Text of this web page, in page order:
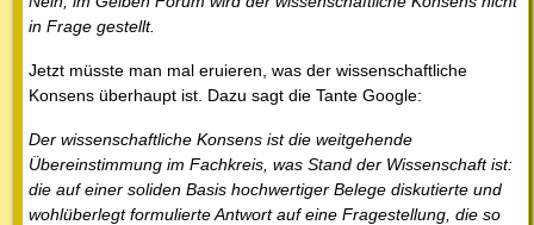
in Frage gestellt.
Jetzt müsste man mal eruieren, was der wissenschaftliche
Konsens überhaupt ist. Dazu sagt die Tante Google:
Der wissenschaftliche Konsens ist die weitgehende
Übereinstimmung im Fachkreis, was Stand der Wissenschaft ist:
die auf einer soliden Basis hochwertiger Belege diskutierte und
wohlüberlegt formulierte Antwort auf eine Fragestellung, die so